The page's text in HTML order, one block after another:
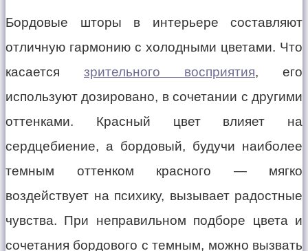
Бордовые шторы в интерьере составляют
отличную гармонию с холодными цветами. Что
касается зрительного восприятия, его
используют дозировано, в сочетании с другими
оттенками. Красный цвет влияет на
сердцебиение, а бордовый, будучи наиболее
темным оттенком красного — мягко
воздействует на психику, вызывает радостные
чувства. При неправильном подборе цвета и
сочетания бордового с темным, можно вызвать